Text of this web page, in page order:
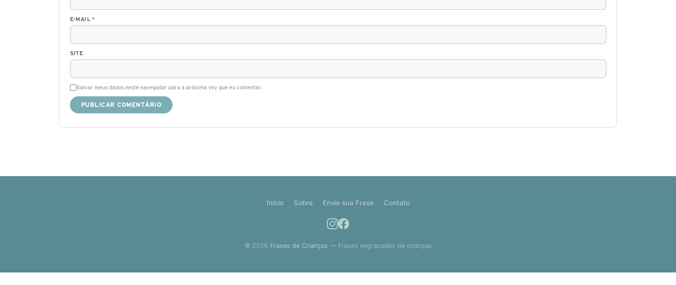
E-MAIL*
SITE
Salvar meus dados neste navegador para a próxima vez que eu comentar.
Início Sobre Envie sua Frase Contato
© 2026 Frases de Crianças — Frases engraçadas de crianças